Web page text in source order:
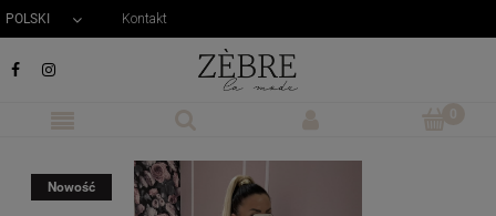
POLSKI Kontakt
 
Nowość